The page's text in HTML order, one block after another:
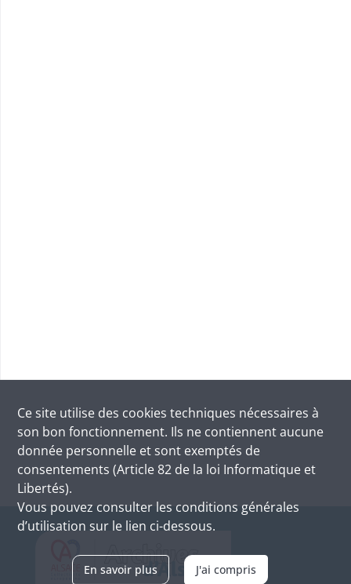
Ce site utilise des cookies techniques nécessaires à
son bon fonctionnement. Ils ne contiennent aucune
donnée personnelle et sont exemptés de
consentements (Article 82 de la loi Informatique et
Libertés).
Vous pouvez consulter les conditions générales
d’utilisation sur le lien ci-dessous.
En savoir plus J'ai compris